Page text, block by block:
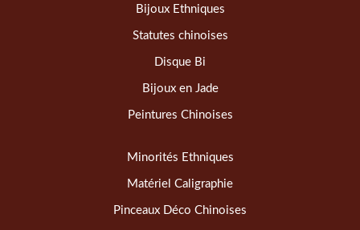
Bijoux Ethniques
Statutes chinoises
Disque Bi
Bijoux en Jade
Peintures Chinoises
Minorités Ethniques
Matériel Caligraphie
Pinceaux Déco Chinoises